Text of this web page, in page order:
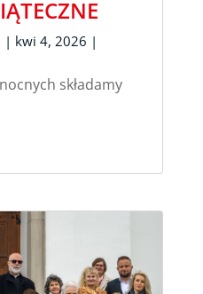
| kwi 4, 2026 |
składamy